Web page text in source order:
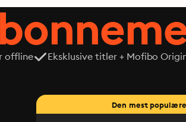
offline Eksklusive titler + Mofibo
Den mest populære